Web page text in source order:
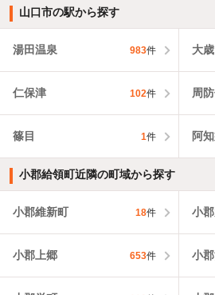
山口市の駅から探す
湯田温泉 983件 大歳
仁保津 102件 周
篠目 1件 阿
小郡給領町近隣の町域から探す
小郡維新町 18件 小
小郡上郷 653件 小